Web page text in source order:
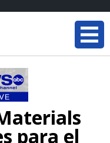
para el